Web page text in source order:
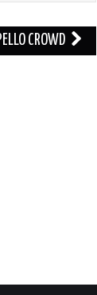
CROWD